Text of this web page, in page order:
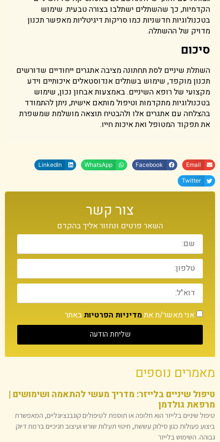
הקדמיות, כך שהשתלים ישתלבו בצורה טבעית. שימוש
בטכנולוגיות חדשניות כמו סריקות דיגיטליות מאפשר תכנון
מדויק של ההשתלה.
סיכום
השתלת שיניים לסת תחתונה מציבה אתגרים ייחודיים שדורשים
תכנון מוקפד, שימוש בשתלים אנדוסטאלים איכותיים וידע
מקצועי של רופא השיניים. באמצעות אבחון נכון, שימוש
בטכנולוגיות מתקדמות וטיפול מותאם אישית, ניתן להתמודד
בהצלחה עם אתגרים אלו ולהבטיח תוצאה מושלמת שמשפרת
את תפקוד המטופל ואת איכות חייו.
Email
Facebook
WhatsApp
LinkedIn
Twitter
צור קשר
השאר פרטים ונחזור אליך בהקדם
אני מאשר/ת אתמדיניות הפרטיותבאתר
שליחת הודעה
מאמרים נוספים
טיפול שיניים בלייזר: מדריך מעשי להתאמה ושימושים |
מרפאת גולדמן
טיפול שיניים בלייזר הוא חלופה או תוספת לטיפולים קונבנציונליים, המאפשרת
ביצוע פעולות כגון סילוק עששת, חיטוי תעלות שורש ועיצוב חניכיים ברמת דיוק
גבוהה. השימוש בלייזר